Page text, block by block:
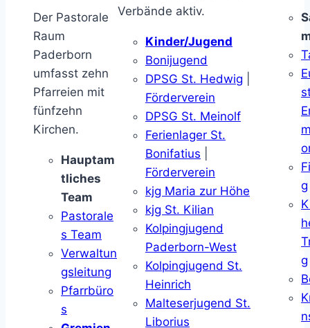
Der Pastorale
Raum
Paderborn
umfasst zehn
Pfarreien mit
fünfzehn
Kirchen.
Hauptam
tliches
Team
Pastorale
s Team
Verwaltun
gsleitung
Pfarrbüro
s
Verbände aktiv.
Kinder/Jugend
Bonijugend
DPSG St. Hedwig
Förderverein
DPSG St. Meinolf
Ferienlager St.
Bonifatius
Förderverein
kjg Maria zur Höhe
kjg St. Kilian
Kolpingjugend
Paderborn-West
Kolpingjugend St.
Heinrich
Malteserjugend St.
Liborius
g
g